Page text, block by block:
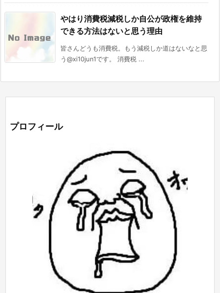
やはり消費税減税しか自公が政権を維持
できる方法はないと思う理由
皆さんどうも消費税。もう減税しか道はないなと思
う@xi10jun1です。 消費税 ...
プロフィール